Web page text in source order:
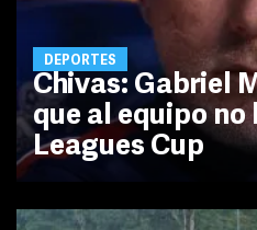
DEPORTES
Chivas: Gabriel
que al equipo no
Leagues Cup